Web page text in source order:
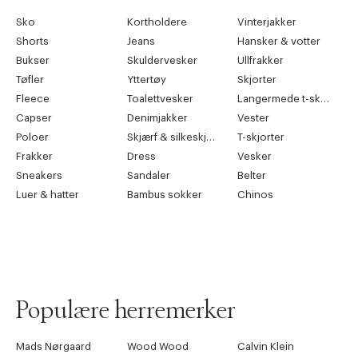
Sko Kortholdere
Vinterjakker
Shorts
Jeans
Hansker & votter
Bukser
Skuldervesker
Ullfrakker
Tøfler
Yttertøy
Skjorter
Fleece
Toalettvesker
Langermede t-skjorter
Capser
Denimjakker
Vester
Poloer
Skjærf & silkeskjærf
T-skjorter
Frakker
Dress
Vesker
Sneakers
Sandaler
Belter
Luer & hatter
Bambus sokker Chinos
Populære herremerker
Mads Nørgaard Wood Wood Calvin Klein